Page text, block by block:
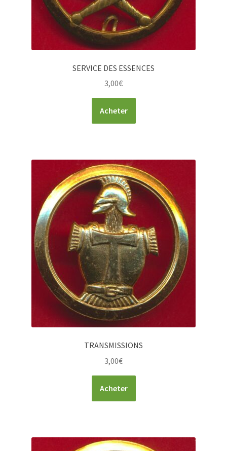
SERVICE DES ESSENCES
3,00€
Acheter
TRANSMISSIONS
3,00€
Acheter